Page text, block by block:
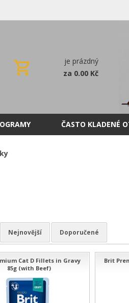
je prázdný
za 0.00 Kč
ČASTO KLADENÉ
Nejnovější Doporučené
Cat D Fillets in Gravy
85g (with Beef)
Brit